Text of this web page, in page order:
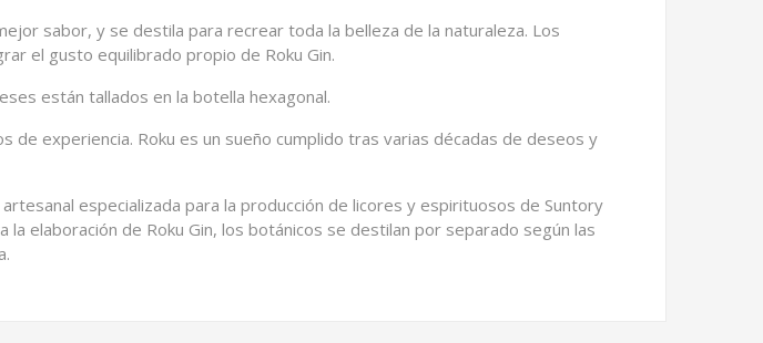
sabor, y se destila para recrear toda la belleza de la naturaleza. Los
el gusto equilibrado propio de Roku Gin.
están tallados en la botella hexagonal.
de experiencia. Roku es un sueño cumplido tras varias décadas de deseos y
especializada para la producción de licores y espirituosos de Suntory
elaboración de Roku Gin, los botánicos se destilan por separado según las